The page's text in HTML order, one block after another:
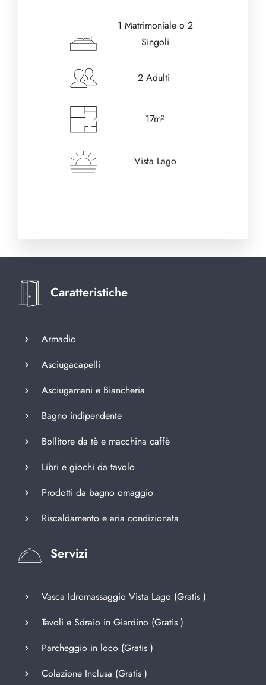
1 Matrimoniale o 2
Singoli
2 Adulti
17m²
Vista Lago
Caratteristiche
Armadio
Asciugacapelli
Asciugamani e Biancheria
Bagno indipendente
Bollitore da tè e macchina caffè
Libri e giochi da tavolo
Prodotti da bagno omaggio
Riscaldamento e aria condizionata
Servizi
Vasca Idromassaggio Vista Lago (Gratis )
Tavoli e Sdraio in Giardino (Gratis )
Parcheggio in loco (Gratis )
Colazione Inclusa (Gratis )